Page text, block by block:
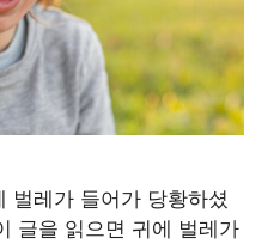
벌레가 들어가 당황하셨
글을 읽으면 귀에 벌레가